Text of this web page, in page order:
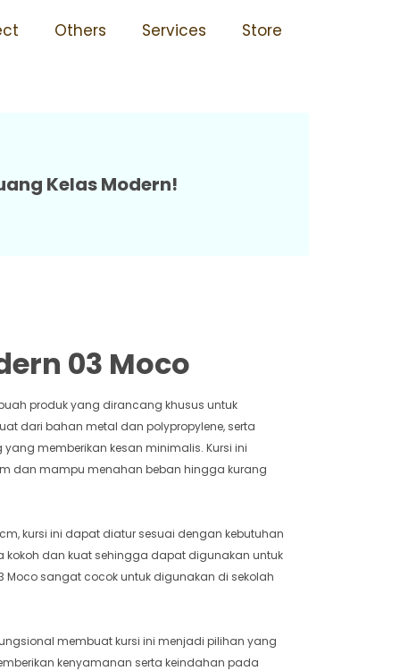
Others Services Store
Terjangkau Tersedia
Kelas Modern!
03 Moco
produk yang dirancang khusus untuk
dari bahan metal dan polypropylene, serta
memberikan kesan minimalis. Kursi ini
dan mampu menahan beban hingga kurang
kursi ini dapat diatur sesuai dengan kebutuhan
kokoh dan kuat sehingga dapat digunakan untuk
Moco sangat cocok untuk digunakan di sekolah
membuat kursi ini menjadi pilihan yang
kenyamanan serta keindahan pada